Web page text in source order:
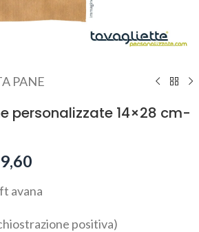
PANE
personalizzate 14×28 cm-
avana
positiva)